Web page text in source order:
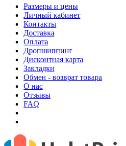
Размеры и цены
Личный кабинет
Контакты
Доставка
Оплата
Дропшиппинг
Дисконтная карта
Закладки
Обмен - возврат товара
О нас
Отзывы
FAQ